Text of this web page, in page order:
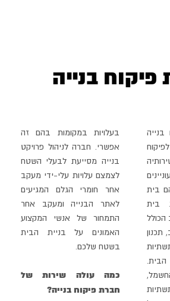
בנייה
בית
בית
הכולל
תכנון
בעלויות במקומות בהם זה
אפשרי. חברה לניהול פרויקט
בנייה מסייעת לבעלי השטח
לצמצם עלויות עלי-ידי מעקב
אחר חומרי הגלם המגיעים
לאתר הבנייה ומעקב אחר
התמחור של אנשי המקצוע
האמונים על בניית הבית
בשטח שלכם.
כמה עולה שירות של
חברת פיקוח בנייה?